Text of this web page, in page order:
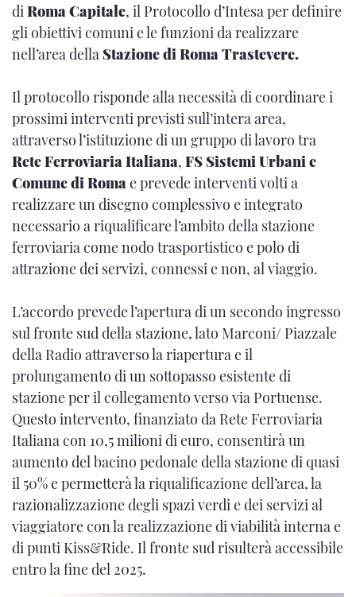
diRoma Capitale, il Protocollo d’Intesa per definire
gli obiettivi comuni e le funzioni da realizzare
nell’area della Stazione di Roma Trastevere.
Il protocollo risponde alla necessità di coordinare i
prossimi interventi previsti sull’intera area,
attraverso l’istituzione di un gruppo di lavoro tra
Rete Ferroviaria Italiana, FS Sistemi Urbani e
Comune di Romae prevede interventi volti a
realizzare un disegno complessivo e integrato
necessario a riqualificare l’ambito della stazione
ferroviaria come nodo trasportistico e polo di
attrazione dei servizi, connessi e non, al viaggio.
L’accordo prevede l’apertura di un secondo ingresso
sul fronte sud della stazione, lato Marconi/ Piazzale
della Radio attraverso la riapertura e il
prolungamento di un sottopasso esistente di
stazione per il collegamento verso via Portuense.
Questo intervento, finanziato da Rete Ferroviaria
Italiana con 10,5 milioni di euro, consentirà un
aumento del bacino pedonale della stazione di quasi
il 50% e permetterà la riqualificazione dell’area, la
razionalizzazione degli spazi verdi e dei servizi al
viaggiatore con la realizzazione di viabilità interna e
di punti Kiss&Ride. Il fronte sud risulterà accessibile
entro la fine del 2025.